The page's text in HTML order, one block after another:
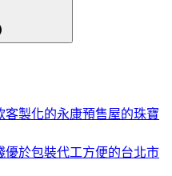
製化的永康預售屋的珠寶
優於包裝代工方便的台北市